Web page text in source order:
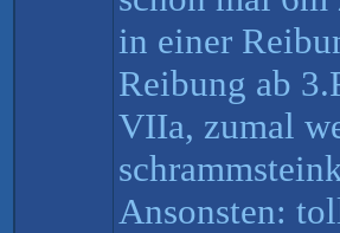
in einer
Reibung ab
VIIa, zumal
Ansonsten: